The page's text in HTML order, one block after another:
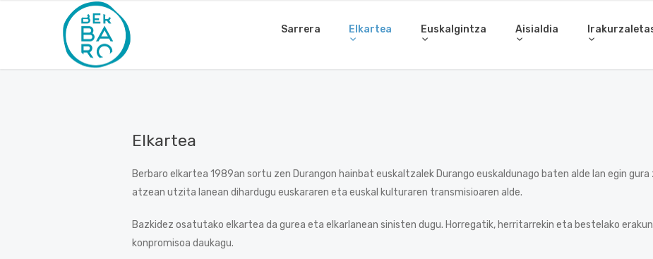
Sarrera Elkartea Euskalgintza Aisialdia
Elkartea
Berbaro elkartea 1989an sortu zen Durangon hainbat euskaltzalek Durango euskaldunago baten alde lan egin
atzean utzita lanean dihardugu euskararen eta euskal kulturaren transmisioaren alde.
Bazkidez osatutako elkartea da gurea eta elkarlanean sinisten dugu. Horregatik, herritarrekin eta bestelako
konpromisoa daukagu.